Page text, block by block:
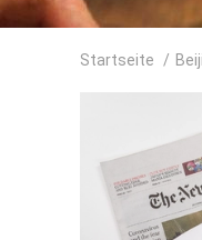
Startseite /